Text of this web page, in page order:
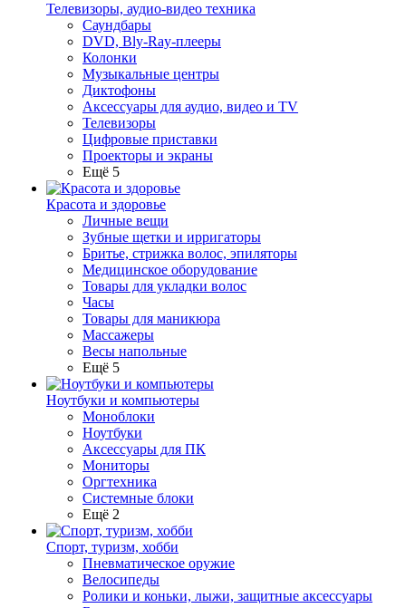
Телевизоры, аудио-видео техника
Саундбары
DVD, Bly-Ray-плееры
Колонки
Музыкальные центры
Диктофоны
Аксессуары для аудио, видео и TV
Телевизоры
Цифровые приставки
Проекторы и экраны
Ещё 5
Красота и здоровье
Личные вещи
Зубные щетки и ирригаторы
Бритье, стрижка волос, эпиляторы
Медицинское оборудование
Товары для укладки волос
Часы
Товары для маникюра
Массажеры
Весы напольные
Ещё 5
Ноутбуки и компьютеры
Моноблоки
Ноутбуки
Аксессуары для ПК
Мониторы
Оргтехника
Системные блоки
Ещё 2
Спорт, туризм, хобби
Пневматическое оружие
Велосипеды
Ролики и коньки, лыжи, защитные аксессуары